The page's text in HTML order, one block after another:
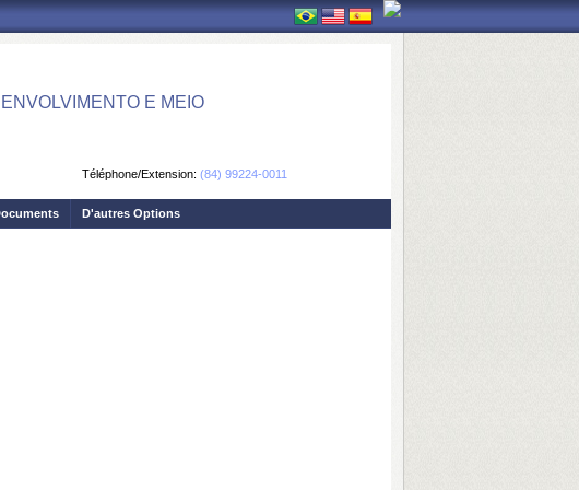
E MEIO
Téléphone/Extension: (84) 99224-0011
D'autres Options